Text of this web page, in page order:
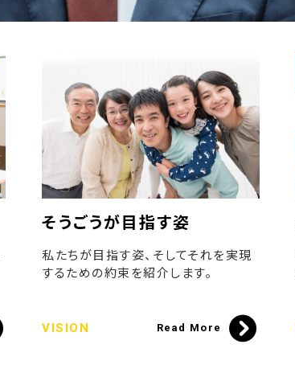
そうごうが目指す姿
私たちが目指す姿、そしてそれを実現
するための約束を紹介します。
VISION Read More